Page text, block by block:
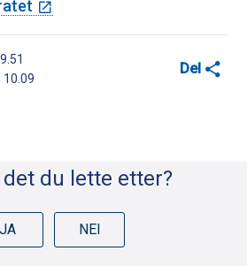
10.09
Del
du lette etter?
JA NEI